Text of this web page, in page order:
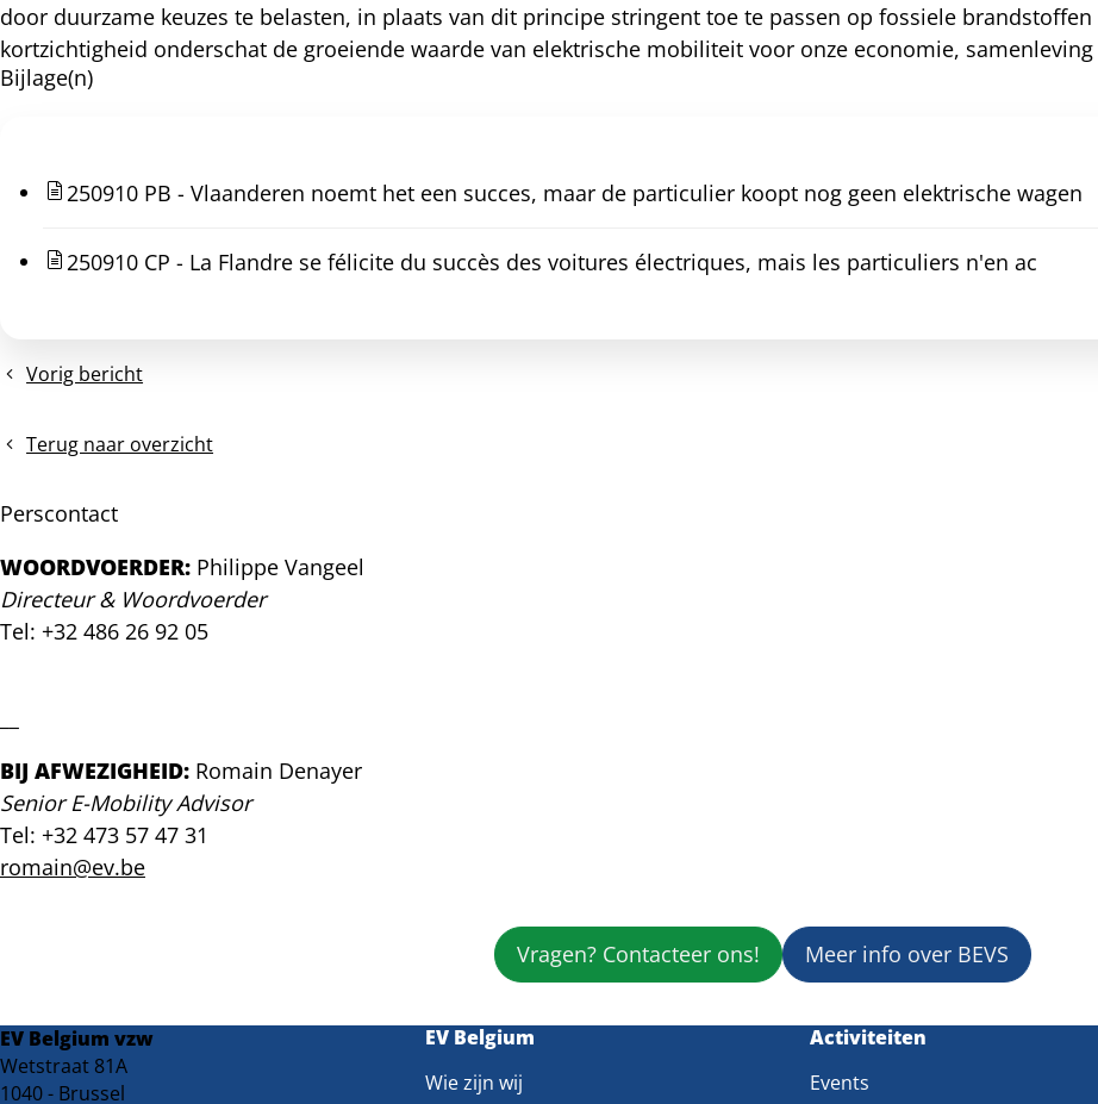
door duurzame keuzes te belasten, in plaats van dit principe stringent toe te passen op fossiele
kortzichtigheid onderschat de groeiende waarde van elektrische mobiliteit voor onze economie,
Bijlage(n)
250910 PB - Vlaanderen noemt het een succes, maar de particulier koopt nog geen elektrische wagen
250910 CP - La Flandre se félicite du succès des voitures électriques, mais les particuliers n'en ac
Vorig bericht
Persbericht:
viert
publieke
en
kijkt
vooruit
Terug naar overzicht
Perscontact
WOORDVOERDER: Philippe Vangeel
Directeur & Woordvoerder
Tel: +32 486 26 92 05
BIJ AFWEZIGHEID: Romain Denayer
Senior E-Mobility Advisor
Tel: +32 473 57 47 31
romain@ev.be
Vragen? Contacteer ons! Meer info over BEVS
EV Belgium vzw
Wetstraat 81A
1040 - Brussel
EV Belgium
Wie zijn wij
Activiteiten
Events